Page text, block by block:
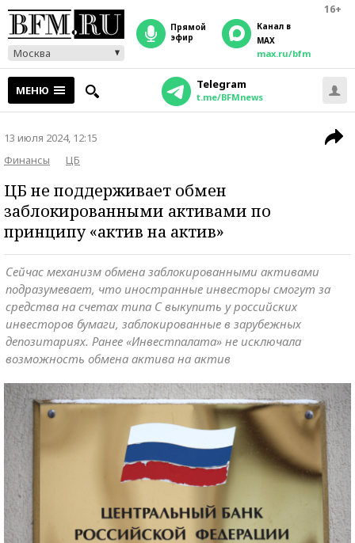
16+
Москва
прямой
эфир
Канал в
MAX
max.ru/bfm
МЕНЮ Telegram
t.me/BFMnews
13 июля 2024, 12:15
Финансы
ЦБ
ЦБ не поддерживает обмен
заблокированными активами по
принципу «актив на актив»
Сейчас механизм обмена заблокированными активами
подразумевает, что иностранные инвесторы смогут за
средства на счетах типа С выкупить у российских
инвесторов бумаги, заблокированные в зарубежных
депозитариях. Ранее «Инвестпалата» не исключала
возможность обмена актива на актив